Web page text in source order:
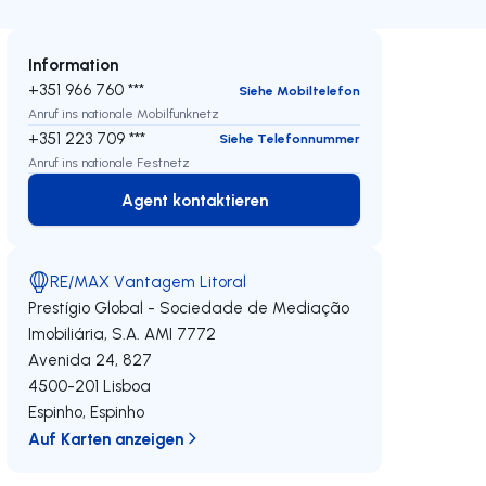
Information
+351 966 760 ***
Siehe Mobiltelefon
Anruf ins nationale Mobilfunknetz
+351 223 709 ***
Siehe Telefonnummer
Anruf ins nationale Festnetz
Agent kontaktieren
Agent kontaktieren
RE/MAX Vantagem Litoral
Prestígio Global - Sociedade de Mediação
Imobiliária, S.A. AMI 7772
Avenida 24, 827
4500-201 Lisboa
Espinho,Espinho
Auf Karten anzeigen